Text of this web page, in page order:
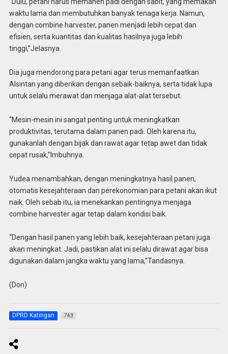
waktu lama dan membutuhkan banyak tenaga kerja. Namun,
dengan combine harvester, panen menjadi lebih cepat dan
efisien, serta kuantitas dan kualitas hasilnya juga lebih
tinggi,”Jelasnya.
Dia juga mendorong para petani agar terus memanfaatkan
Alsintan yang diberikan dengan sebaik-baiknya, serta tidak lupa
untuk selalu merawat dan menjaga alat-alat tersebut.
“Mesin-mesin ini sangat penting untuk meningkatkan
produktivitas, terutama dalam panen padi. Oleh karena itu,
gunakanlah dengan bijak dan rawat agar tetap awet dan tidak
cepat rusak,”Imbuhnya.
Yudea menambahkan, dengan meningkatnya hasil panen,
otomatis kesejahteraan dan perekonomian para petani akan ikut
naik. Oleh sebab itu, ia menekankan pentingnya menjaga
combine harvester agar tetap dalam kondisi baik.
“Dengan hasil panen yang lebih baik, kesejahteraan petani juga
akan meningkat. Jadi, pastikan alat ini selalu dirawat agar bisa
digunakan dalam jangka waktu yang lama,”Tandasnya.
(Don)
DPRD Katingan 743